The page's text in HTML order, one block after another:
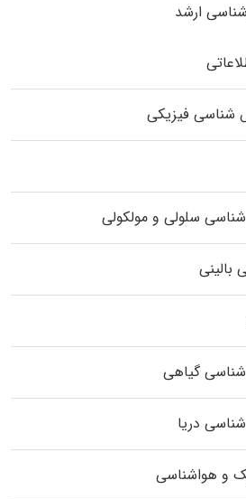
ارشد
شناسی فیزیکی
سلولی و مولکولی
بالینی
گیاهی
دریا
و هواشناسی